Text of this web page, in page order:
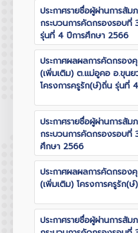
ประกาศรายชื่อผู้ผ่านการสัม
กระบวนการคัดกรองรอบที่
รุ่นที่ 4 ปีการศึกษา 2566
ประกาศผลผลการคัดกรอ
(เพิ่มเติม) ต.แม่อูคอ อ.ขุน
โครงการครูรัก(ษ์)ถิ่น รุ่นที่
ประกาศรายชื่อผู้ผ่านการสัม
กระบวนการคัดกรองรอบที่
ศึกษา 2566
ประกาศผลผลการคัดกรอ
(เพิ่มเติม) โครงการครูรัก(
ประกาศรายชื่อผู้ผ่านการสัม